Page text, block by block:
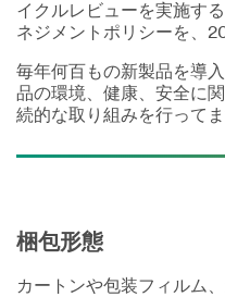
イクルレビューを実施す
ネジメントポリシーを、
毎年何百もの新製品を導
品の環境、健康、安全に
続的な取り組みを行ってま
梱包形態
カートンや包装フィルム